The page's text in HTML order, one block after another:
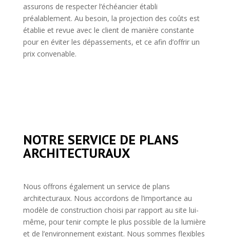
assurons de respecter l’échéancier établi
préalablement. Au besoin, la projection des coûts est
établie et revue avec le client de manière constante
pour en éviter les dépassements, et ce afin d’offrir un
prix convenable.
NOTRE SERVICE DE PLANS
ARCHITECTURAUX
Nous offrons également un service de plans
architecturaux. Nous accordons de l’importance au
modèle de construction choisi par rapport au site lui-
même, pour tenir compte le plus possible de la lumière
et de l’environnement existant. Nous sommes flexibles